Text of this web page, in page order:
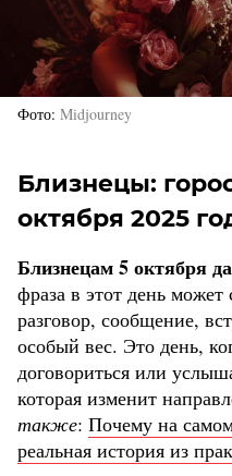
Фото Midjourney
Близнецы:
октября 2025
Близнецам 5 октября
фраза в этот день может
разговор, сообщение,
особый вес. Это день,
договориться или
которая изменит
также: Почему на
реальная история из